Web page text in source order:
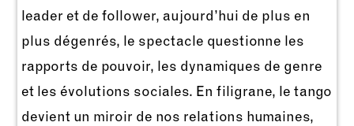
leader et de follower, aujourd’hui de plus en
plus dégenrés, le spectacle questionne les
rapports de pouvoir, les dynamiques de genre
et les évolutions sociales. En filigrane, le tango
devient un miroir de nos relations humaines,